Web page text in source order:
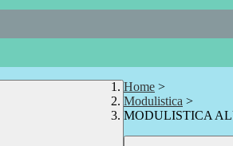
Home >
Modulistica >
MODULISTICA